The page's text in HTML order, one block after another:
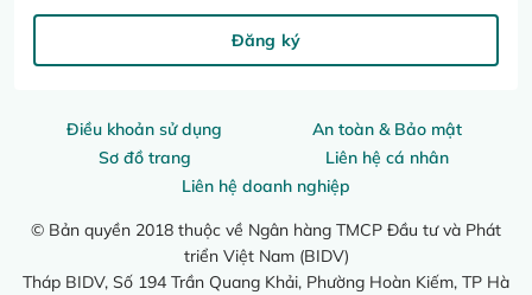
Điều khoản sử dụng
An toàn & Bảo mật
Sơ đồ trang
Liên hệ cá nhân
Liên hệ doanh nghiệp
© Bản quyền 2018 thuộc về Ngân hàng TMCP Đầu tư và Phát
triển Việt Nam (BIDV)
Tháp BIDV, Số 194 Trần Quang Khải, Phường Hoàn Kiếm, TP Hà
Đăng ký